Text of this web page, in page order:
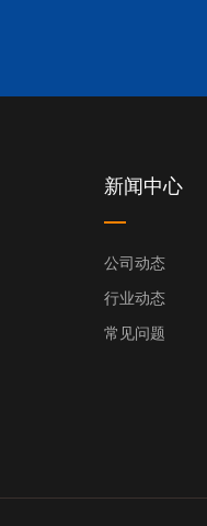
新闻中心
公司动态
行业动态
常见问题